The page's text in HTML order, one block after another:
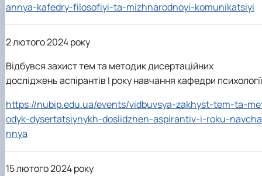
annya-kafedry-filosofiyi-ta-mizhnarodnoyi-komunikatsiyi
2 лютого 2024 року
Відбувся захист тем та методик дисертаційних
досліджень аспірантів І року навчання кафедри психології
https://nubip.edu.ua/events/vidbuvsya-zakhyst-tem-ta-
odyk-dysertatsiynykh-doslidzhen-aspirantiv-i-roku-navcha
nnya
15 лютого 2024 року